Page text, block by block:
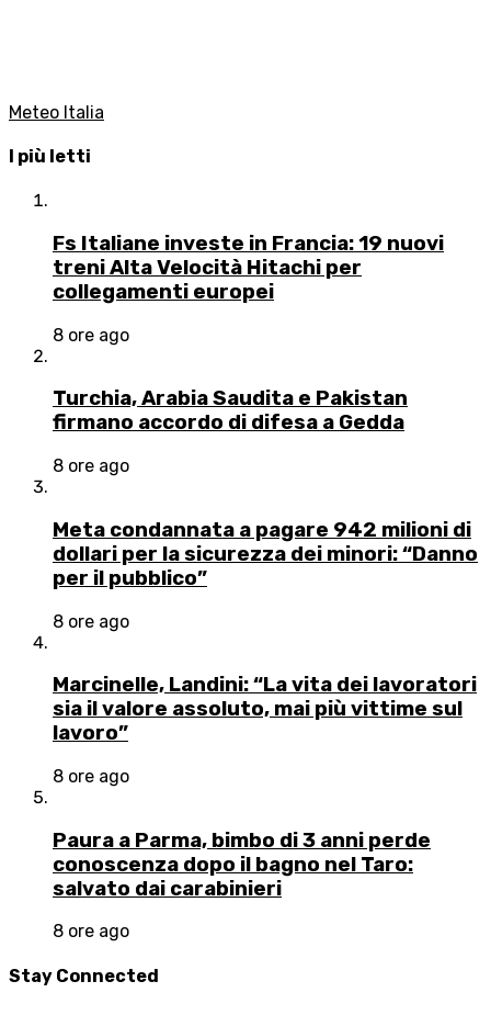
Meteo Italia
I più letti
Fs Italiane investe in Francia: 19 nuovi
treni Alta Velocità Hitachi per
collegamenti europei
8 ore ago
Turchia, Arabia Saudita e Pakistan
firmano accordo di difesa a Gedda
8 ore ago
Meta condannata a pagare 942 milioni di
dollari per la sicurezza dei minori: “Danno
per il pubblico”
8 ore ago
Marcinelle, Landini: “La vita dei lavoratori
sia il valore assoluto, mai più vittime sul
lavoro”
8 ore ago
Paura a Parma, bimbo di 3 anni perde
conoscenza dopo il bagno nel Taro:
salvato dai carabinieri
8 ore ago
Stay Connected